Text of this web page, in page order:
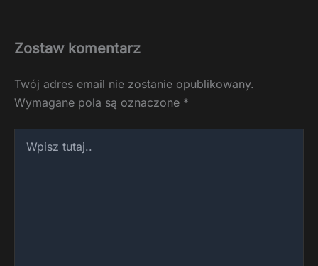
Zostaw komentarz
Twój adres email nie zostanie opublikowany.
Wymagane pola są oznaczone *
tutaj..